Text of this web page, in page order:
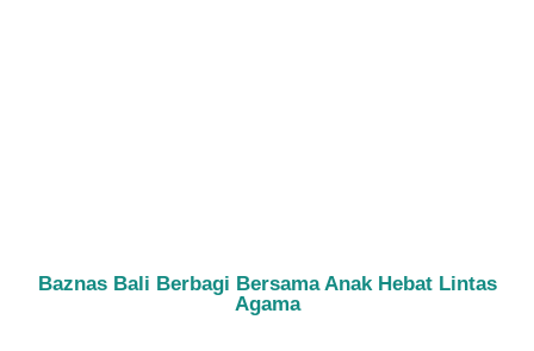
Baznas Bali Berbagi Bersama Anak Hebat Lintas
Agama